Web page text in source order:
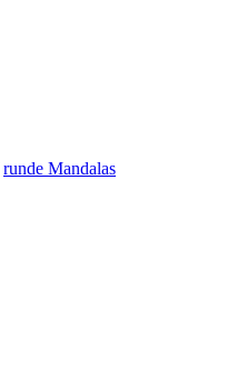
runde Mandalas